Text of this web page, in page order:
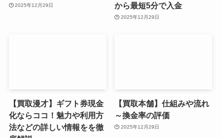
2025年12月29日
から最短5分で入金
2025年12月29日
【買取漫才】ギフト券現金
化ならココ！魅力や利用方
法などの詳しい情報をを徹
【買取本舗】仕組みや流れ
～換金率の評価
2025年12月29日